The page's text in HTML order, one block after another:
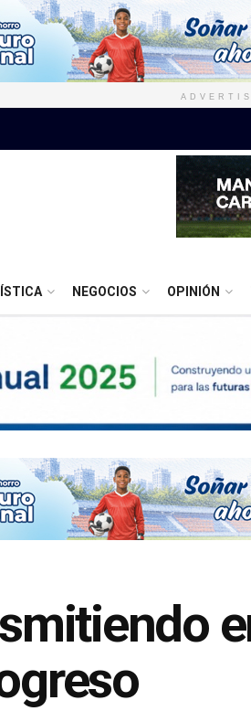
NEGOCIOS OPINIÓN